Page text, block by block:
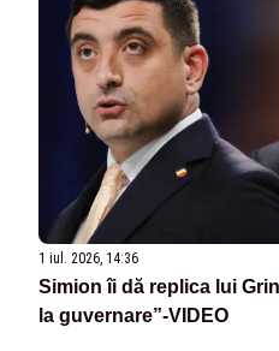
1 iul. 2026, 14:36
Simion îi dă replica lui
la guvernare”-VIDEO